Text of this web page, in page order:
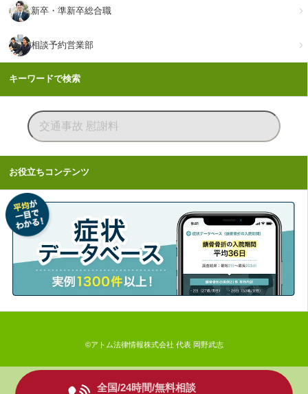
全国/24時間/無料相談
新卒・準新卒総合職
相談予約営業部
キーワードで検索
お役立ちコンテンツ
©アトム法律情報株式会社 代表 岡野武志